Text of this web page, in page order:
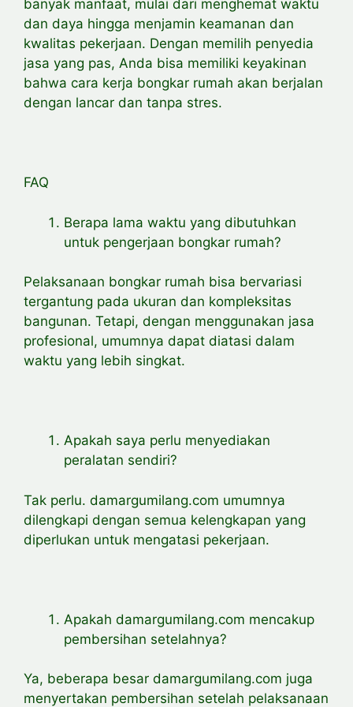
banyak manfaat, mulai dari menghemat waktu
dan daya hingga menjamin keamanan dan
kwalitas pekerjaan. Dengan memilih penyedia
jasa yang pas, Anda bisa memiliki keyakinan
bahwa cara kerja bongkar rumah akan berjalan
dengan lancar dan tanpa stres.
FAQ
Berapa lama waktu yang dibutuhkan
untuk pengerjaan bongkar rumah?
Pelaksanaan bongkar rumah bisa bervariasi
tergantung pada ukuran dan kompleksitas
bangunan. Tetapi, dengan menggunakan jasa
profesional, umumnya dapat diatasi dalam
waktu yang lebih singkat.
Apakah saya perlu menyediakan
peralatan sendiri?
Tak perlu. damargumilang.com umumnya
dilengkapi dengan semua kelengkapan yang
diperlukan untuk mengatasi pekerjaan.
Apakah damargumilang.com mencakup
pembersihan setelahnya?
Ya, beberapa besar damargumilang.com juga
menyertakan pembersihan setelah pelaksanaan